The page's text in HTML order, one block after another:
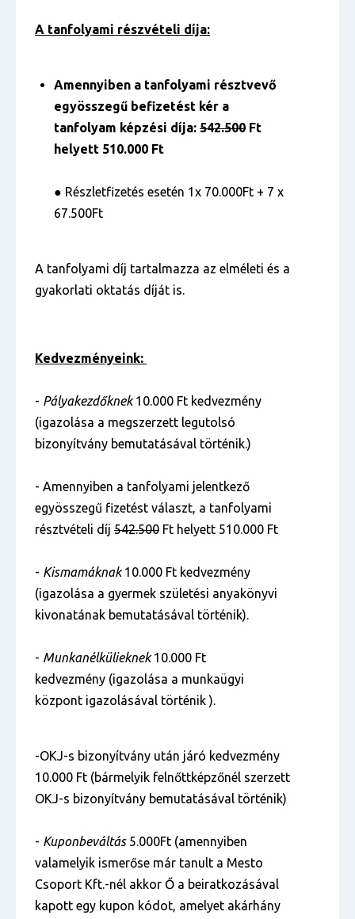
A tanfolyami részvételi díja:
Amennyiben a tanfolyami résztvevő
egyösszegű befizetést kér a
tanfolyam képzési díja: 542.500 Ft
helyett 510.000 Ft
● Részletfizetés esetén 1x 70.000Ft + 7 x
67.500Ft
A tanfolyami díj tartalmazza az elméleti és a
gyakorlati oktatás díját is.
Kedvezményeink:
- Pályakezdőknek10.000 Ft kedvezmény
(igazolása a megszerzett legutolsó
bizonyítvány bemutatásával történik.)
- Amennyiben a tanfolyami jelentkező
egyösszegű fizetést választ, a tanfolyami
résztvételi díj 542.500 Ft helyett 510.000 Ft
- Kismamáknak10.000 Ft kedvezmény
(igazolása a gyermek születési anyakönyvi
kivonatának bemutatásával történik).
- Munkanélkülieknek10.000 Ft
kedvezmény (igazolása a munkaügyi
központ igazolásával történik ).
-OKJ-s bizonyítvány után járó kedvezmény
10.000 Ft (bármelyik felnőttképzőnél szerzett
OKJ-s bizonyítvány bemutatásával történik)
- Kuponbeváltás5.000Ft (amennyiben
valamelyik ismerőse már tanult a Mesto
Csoport Kft.-nél akkor Ő a beiratkozásával
kapott egy kupon kódot, amelyet akárhány